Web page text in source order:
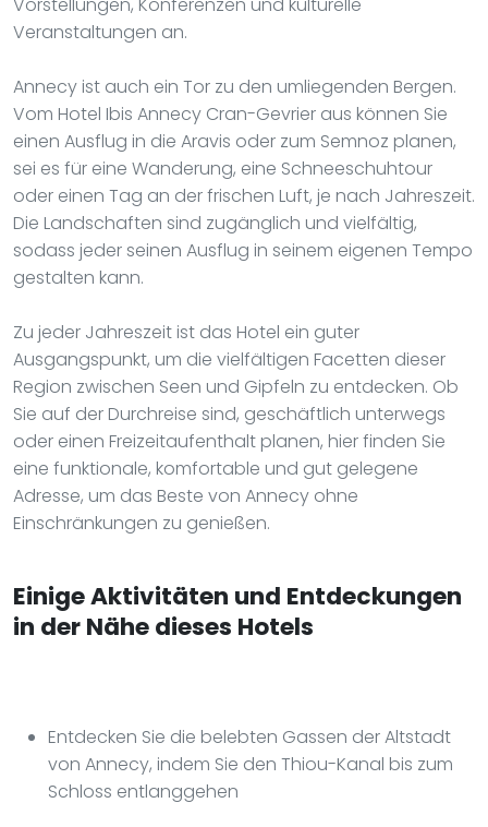
Veranstaltungen an.
Annecy ist auch ein Tor zu den umliegenden Bergen.
Vom Hotel Ibis Annecy Cran-Gevrier aus können Sie
einen Ausflug in die Aravis oder zum Semnoz planen,
sei es für eine Wanderung, eine Schneeschuhtour
oder einen Tag an der frischen Luft, je nach Jahreszeit.
Die Landschaften sind zugänglich und vielfältig,
sodass jeder seinen Ausflug in seinem eigenen Tempo
gestalten kann.
Zu jeder Jahreszeit ist das Hotel ein guter
Ausgangspunkt, um die vielfältigen Facetten dieser
Region zwischen Seen und Gipfeln zu entdecken. Ob
Sie auf der Durchreise sind, geschäftlich unterwegs
oder einen Freizeitaufenthalt planen, hier finden Sie
eine funktionale, komfortable und gut gelegene
Adresse, um das Beste von Annecy ohne
Einschränkungen zu genießen.
Einige Aktivitäten und Entdeckungen
in der Nähe dieses Hotels
Entdecken Sie die belebten Gassen der Altstadt
von Annecy, indem Sie den Thiou-Kanal bis zum
Schloss entlanggehen